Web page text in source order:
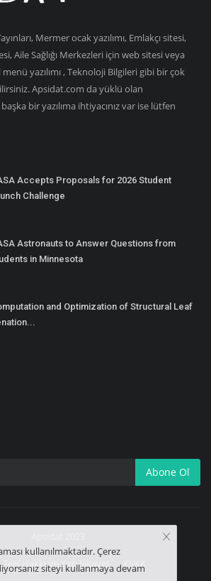
Mermer ocak yazılımı, Emlakçı sitesi,
Aile Sağlığı Merkezleri için web sitesi veya
yazılımı , Teknoloji Bilgileri gibi bir çok
Apsidat.com da yüklü olan
bir yazılıma ihtiyacınız var ise lütfen
Accepts Proposals for 2026 Student
Challenge
Astronauts to Answer Questions from
in Minnesota
and Optimization of Structural Leaf
Abone Ol
Telif Hakkı Ve Yazı Şikayet
kullanılmaktadır. Çerez
siteyi kullanmaya devam